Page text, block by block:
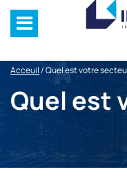
Acceuil/Quel est votre
Quel est